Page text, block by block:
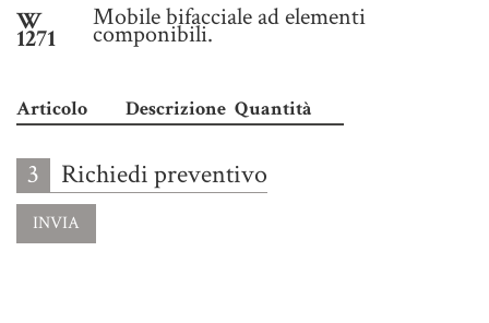
W
1271
Mobile bifacciale ad elementi
componibili.
Articolo Descrizione Quantità
3 Richiedi preventivo